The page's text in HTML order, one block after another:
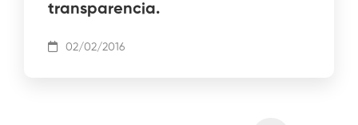
transparencia.
02/02/2016